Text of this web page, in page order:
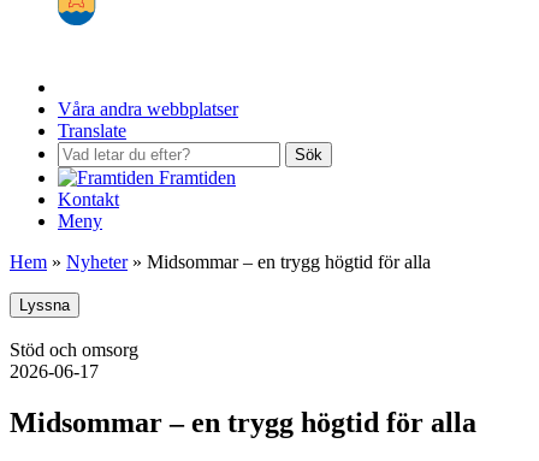
Våra andra webbplatser
Translate
Sök
Framtiden
Kontakt
Meny
Hem » Nyheter» Midsommar – en trygg högtid för alla
Lyssna
Stöd och omsorg
2026-06-17
Midsommar – en trygg högtid för alla